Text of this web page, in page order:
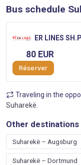
Bus schedule
ER LINES
80 EUR
Réserver
Traveling in the
Suharekë
Other
Suharekë – Augsburg
Suharekë – Dortmund